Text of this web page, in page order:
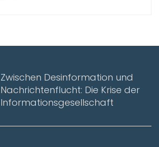
Zwischen Desinformation und
Nachrichtenflucht: Die Krise der
Informationsgesellschaft